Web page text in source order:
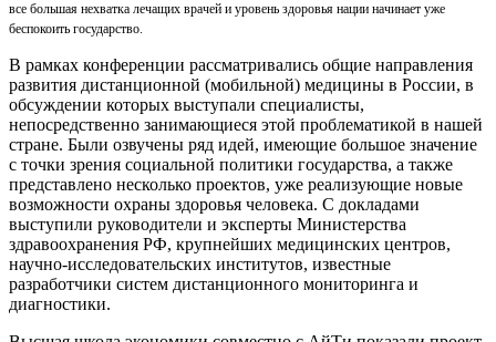
все большая нехватка лечащих врачей и уровень здоровья нации начинает уже
беспокоить государство.
В рамках конференции рассматривались общие направления
развития дистанционной (мобильной) медицины в России, в
обсуждении которых выступали специалисты,
непосредственно занимающиеся этой проблематикой в нашей
стране. Были озвучены ряд идей, имеющие большое значение
с точки зрения социальной политики государства, а также
представлено несколько проектов, уже реализующие новые
возможности охраны здоровья человека. С докладами
выступили руководители и эксперты Министерства
здравоохранения РФ, крупнейших медицинских центров,
научно-исследовательских институтов, известные
разработчики систем дистанционного мониторинга и
диагностики.